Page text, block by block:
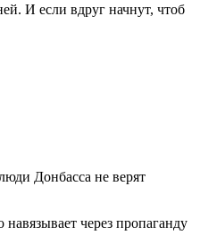
И если вдруг начнут, чтоб
Донбасса не верят
через пропаганду